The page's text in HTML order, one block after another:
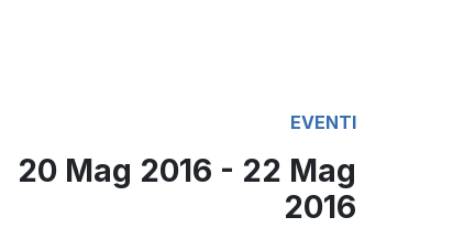
EVENTI
20 Mag 2016 - 22 Mag
2016